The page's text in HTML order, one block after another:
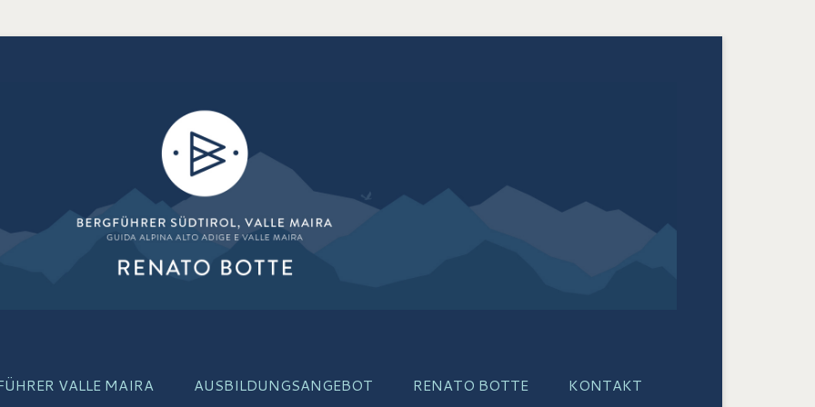
VALLE MAIRA AUSBILDUNGSANGEBOT RENATO BOTTE
KONTAKT